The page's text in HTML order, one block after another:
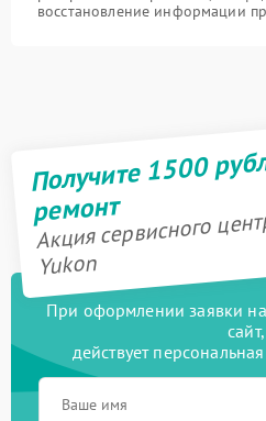
восстановление информации
Получите 1500
ремонт
Акция сервисного
Yukon
При оформлении заявки
сайт,
действует